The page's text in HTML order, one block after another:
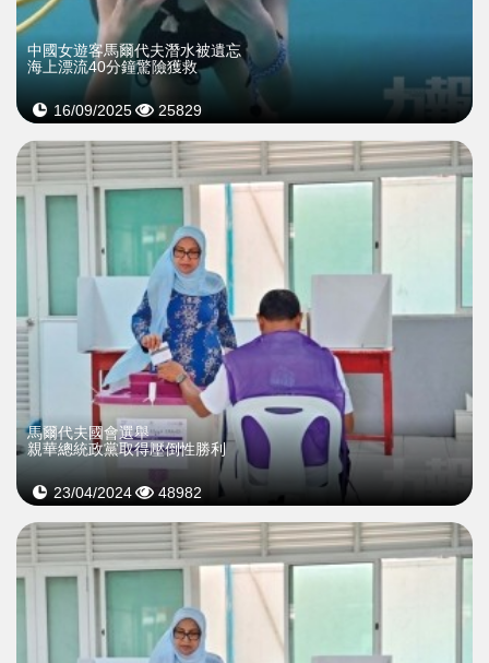
中國女遊客馬爾代夫潛水被遺忘
海上漂流40分鐘驚險獲救
16/09/2025 25829
馬爾代夫國會選舉
親華總統政黨取得壓倒性勝利
23/04/2024 48982